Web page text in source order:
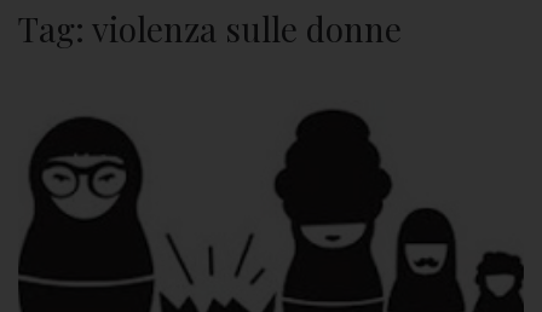
Tag: violenza sulle donne